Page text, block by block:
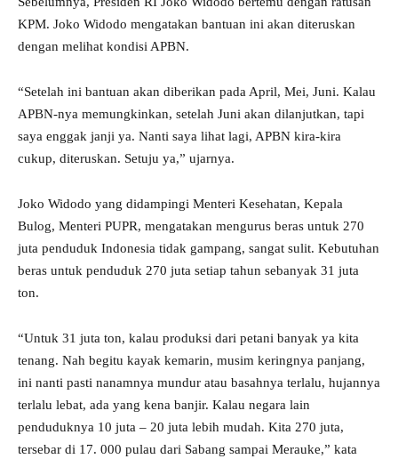
KPM. Joko Widodo mengatakan bantuan ini akan diteruskan
dengan melihat kondisi APBN.
“Setelah ini bantuan akan diberikan pada April, Mei, Juni. Kalau
APBN-nya memungkinkan, setelah Juni akan dilanjutkan, tapi
saya enggak janji ya. Nanti saya lihat lagi, APBN kira-kira
cukup, diteruskan. Setuju ya,” ujarnya.
Joko Widodo yang didampingi Menteri Kesehatan, Kepala
Bulog, Menteri PUPR, mengatakan mengurus beras untuk 270
juta penduduk Indonesia tidak gampang, sangat sulit. Kebutuhan
beras untuk penduduk 270 juta setiap tahun sebanyak 31 juta
ton.
“Untuk 31 juta ton, kalau produksi dari petani banyak ya kita
tenang. Nah begitu kayak kemarin, musim keringnya panjang,
ini nanti pasti nanamnya mundur atau basahnya terlalu, hujannya
terlalu lebat, ada yang kena banjir. Kalau negara lain
penduduknya 10 juta – 20 juta lebih mudah. Kita 270 juta,
tersebar di 17. 000 pulau dari Sabang sampai Merauke,” kata